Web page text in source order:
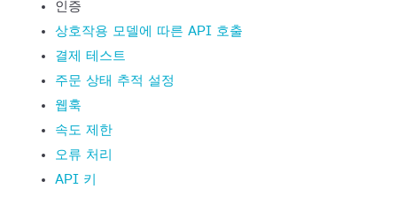
인증
상호작용 모델에 따른 API 호출
결제 테스트
주문 상태 추적 설정
웹훅
속도 제한
오류 처리
API 키